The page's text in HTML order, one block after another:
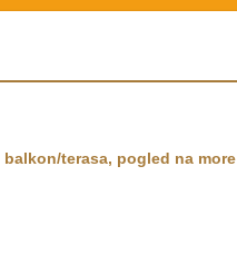
balkon/terasa, pogled na more